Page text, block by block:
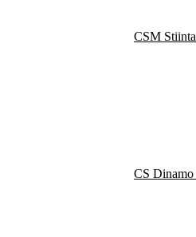
CSM
CS Dinamo